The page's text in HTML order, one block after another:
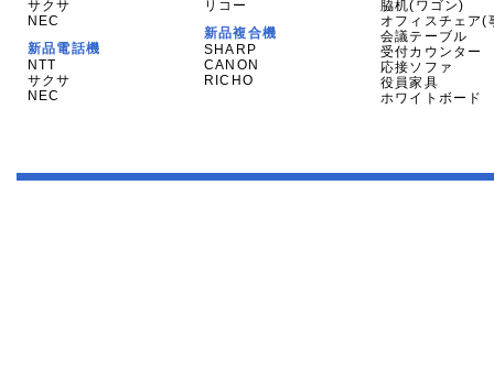
サクサ
NEC
新品電話機
NTT
サクサ
NEC
リコー
新品複合機
SHARP
CANON
RICHO
脇机(ワゴン)
オフィスチェア(
会議テーブル
受付カウンター
応接ソファ
役員家具
ホワイトボード